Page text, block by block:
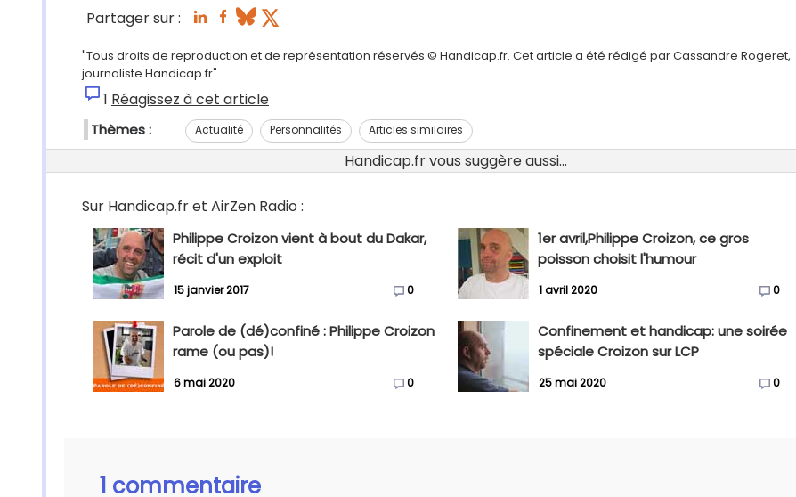
Partager sur :
"Tous droits de reproduction et de représentation réservés.© Handicap.fr. Cet article a été rédigé par Cassandre Rogeret,
journaliste Handicap.fr"
1 Réagissez à cet article
Thèmes : Actualité Personnalités Articles similaires
Handicap.fr vous suggère aussi...
Sur Handicap.fr et AirZen Radio :
Philippe Croizon vient à bout du Dakar,
récit d'un exploit
15 janvier 2017 0
1er avril,Philippe Croizon, ce gros
poisson choisit l'humour
1 avril 2020 0
Parole de (dé)confiné : Philippe Croizon
rame (ou pas)!
6 mai 2020 0
Confinement et handicap: une soirée
spéciale Croizon sur LCP
25 mai 2020 0
1 commentaire